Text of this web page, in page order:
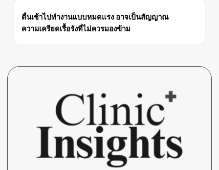
ตื่นเช้าไปทำงานแบบหมดแรง อาจเป็นสัญญาณ
ความเครียดเรื้อรังที่ไม่ควรมองข้าม